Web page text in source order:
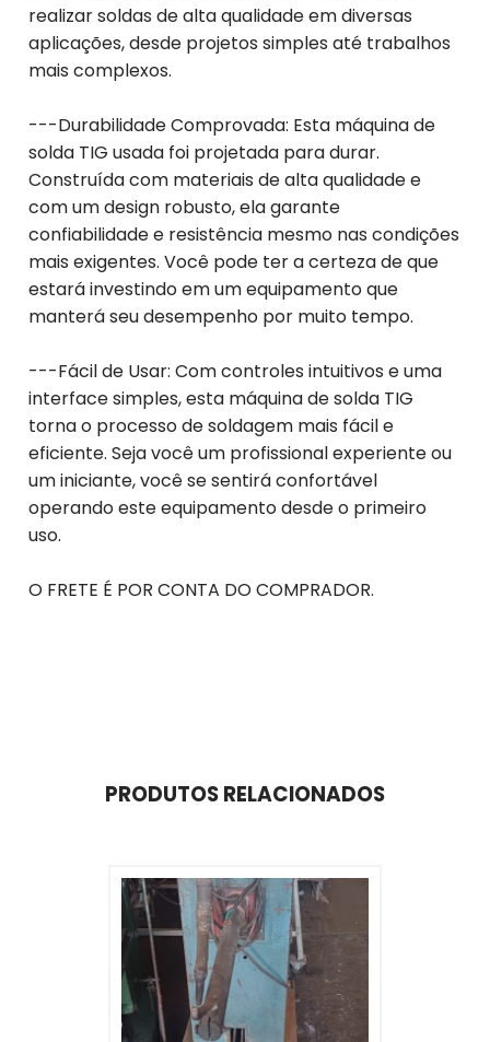
realizar soldas de alta qualidade em diversas
aplicações, desde projetos simples até trabalhos
mais complexos.
---Durabilidade Comprovada: Esta máquina de
solda TIG usada foi projetada para durar.
Construída com materiais de alta qualidade e
com um design robusto, ela garante
confiabilidade e resistência mesmo nas condições
mais exigentes. Você pode ter a certeza de que
estará investindo em um equipamento que
manterá seu desempenho por muito tempo.
---Fácil de Usar: Com controles intuitivos e uma
interface simples, esta máquina de solda TIG
torna o processo de soldagem mais fácil e
eficiente. Seja você um profissional experiente ou
um iniciante, você se sentirá confortável
operando este equipamento desde o primeiro
uso.
O FRETE É POR CONTA DO COMPRADOR.
PRODUTOS RELACIONADOS